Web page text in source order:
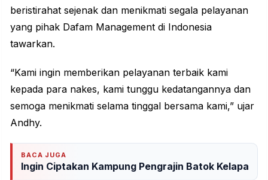
beristirahat sejenak dan menikmati segala pelayanan
yang pihak Dafam Management di Indonesia
tawarkan.
“Kami ingin memberikan pelayanan terbaik kami
kepada para nakes, kami tunggu kedatangannya dan
semoga menikmati selama tinggal bersama kami,” ujar
Andhy.
BACA JUGA
Ingin Ciptakan Kampung Pengrajin Batok Kelapa